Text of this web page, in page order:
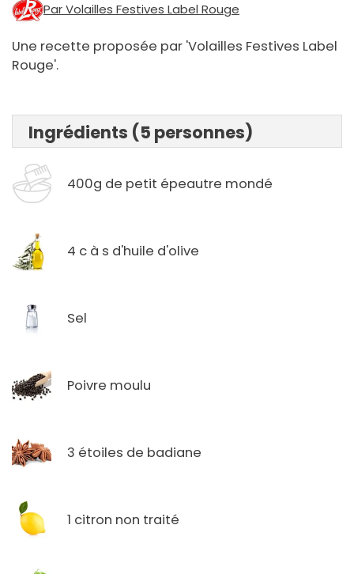
Par Volailles Festives Label Rouge
Une recette proposée par 'Volailles Festives Label
Rouge'.
Ingrédients (5 personnes)
400g de petit épeautre mondé
4 c à s d'huile d'olive
Sel
Poivre moulu
3 étoiles de badiane
1 citron non traité